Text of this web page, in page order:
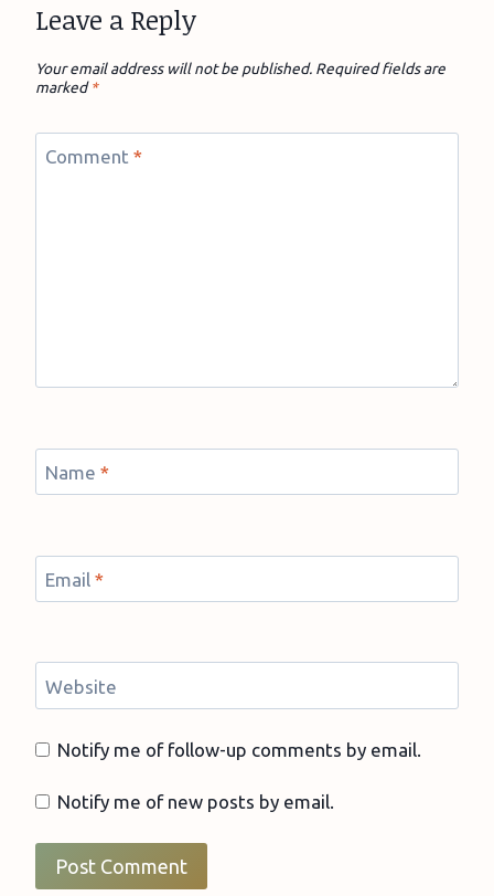
Leave a Reply
Your email address will not be published. Required fields are
marked*
Comment *
Name *
Email *
Website
Notify me of follow-up comments by email.
Notify me of new posts by email.